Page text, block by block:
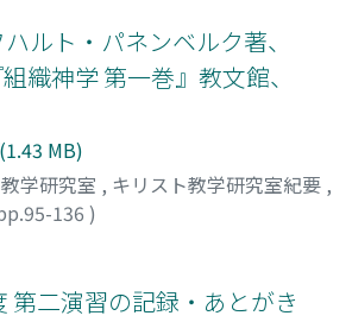
ルト・パネンベルク著、
織神学 第一巻』教文館、
MB)
学研究室 , キリスト教学研究室紀要 ,
136 )
第二演習の記録・あとがき